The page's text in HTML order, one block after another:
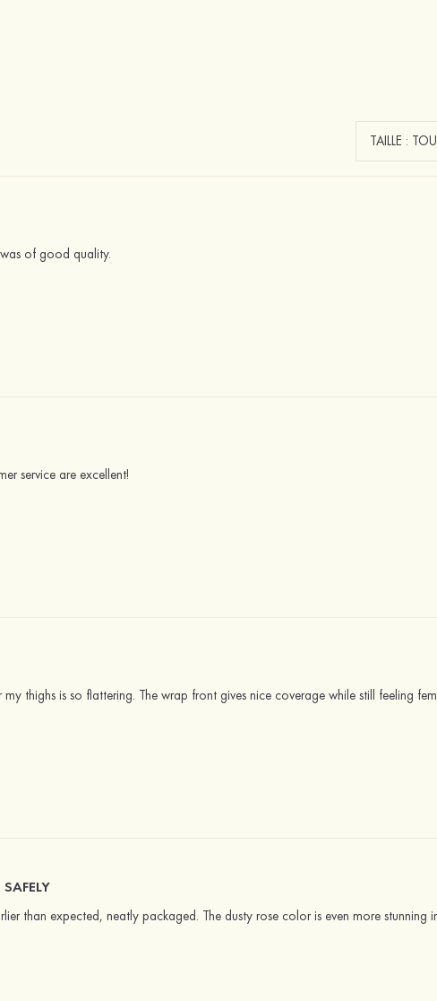
of good quality.
service are excellent!
my thighs is so flattering. The wrap front gives nice coverage while still feeling
than expected, neatly packaged. The dusty rose color is even more stunning